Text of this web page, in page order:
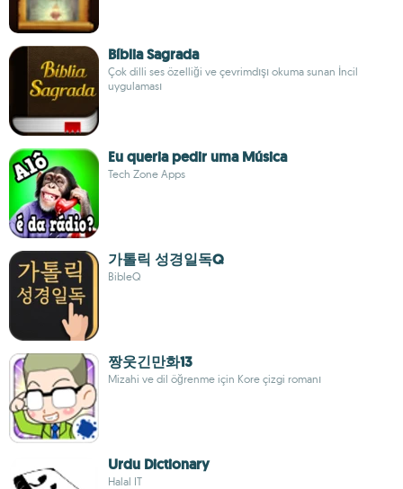
Bíblia Sagrada
Çok dilli ses özelliği ve çevrimdışı okuma sunan İncil
uygulaması
Eu queria pedir uma Música
Tech Zone Apps
가톨릭 성경일독Q
BibleQ
짱웃긴만화13
Mizahi ve dil öğrenme için Kore çizgi romanı
Urdu Dictionary
Halal IT